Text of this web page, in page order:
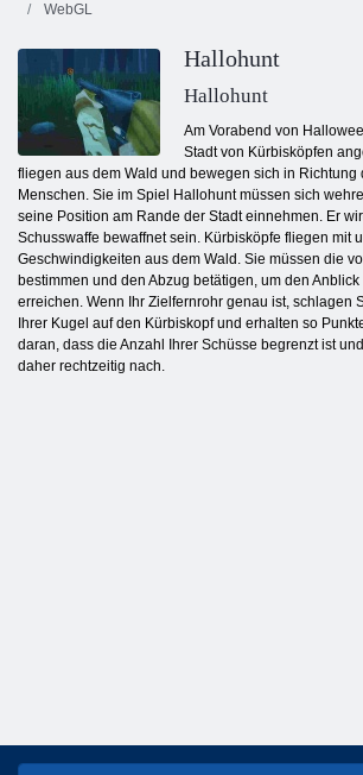
WebGL
Hallohunt
Hallohunt
Am Vorabend von
Stadt von Kürbisköpfen
fliegen aus dem Wald und bewegen sich in Richtung
Menschen. Sie im Spiel Hallohunt müssen sich
seine Position am Rande der Stadt einnehmen. Er
Schusswaffe bewaffnet sein. Kürbisköpfe fliegen mit
Geschwindigkeiten aus dem Wald. Sie müssen die
bestimmen und den Abzug betätigen, um den Anblick
erreichen. Wenn Ihr Zielfernrohr genau ist, schlagen
Ihrer Kugel auf den Kürbiskopf und erhalten so
daran, dass die Anzahl Ihrer Schüsse begrenzt ist
daher rechtzeitig nach.